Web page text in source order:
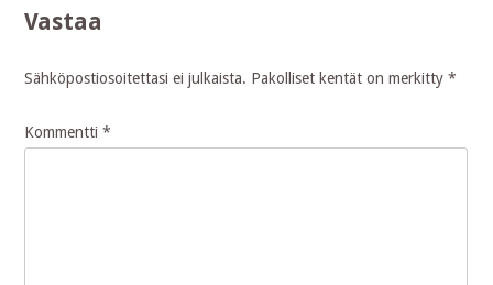
Vastaa
Sähköpostiosoitettasi ei julkaista. Pakolliset kentät on merkitty*
Kommentti*